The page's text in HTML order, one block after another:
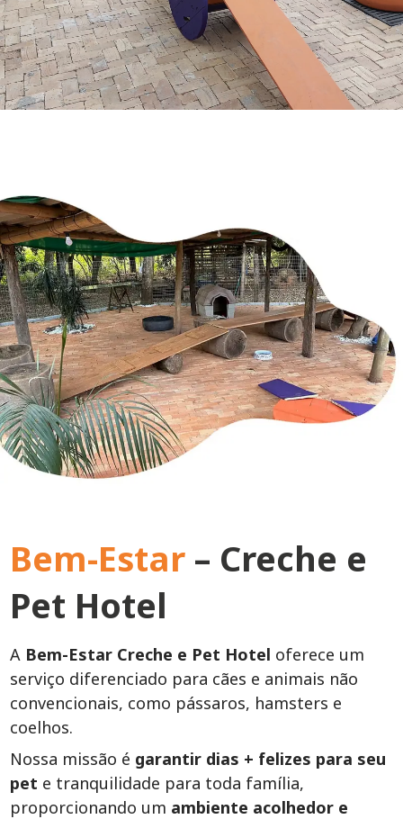
Bem-Estar – Creche e
Pet Hotel
A Bem-Estar Creche e Pet Hotel oferece um
serviço diferenciado para cães e animais não
convencionais, como pássaros, hamsters e
coelhos.
Nossa missão é garantir dias + felizes para seu
pet e tranquilidade para toda família,
proporcionando um ambiente acolhedor e